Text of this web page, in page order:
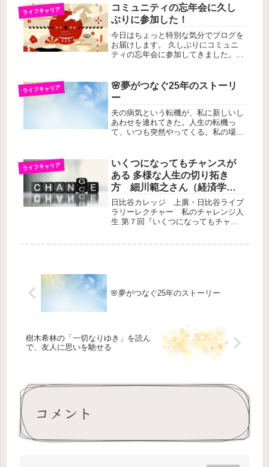
屋で家族と年末年始を迎えることがで
きる幸せをかみしめる気持ちがいった
り...
ライフキャリア
コミュニティの忘年会に久し
ぶりに参加した！
今日はちょっと特別な気分でブログを
お届けします。 久しぶりにコミュニ
ティの忘年会に参加してきました。
ティの勉強会やその後の懇親会にも顔
を出していたんですが、最近は忙しい
を理...
ライフキャリア
🌸夢がつなぐ25年のストーリ
ー
夫の病気という転機が、私に新しいし
あわせを連れてきた。人生の転機っ
て、いつも突然やってくる。私の場合
つ変わっていった。今思えば、あれが
私の“幸運のはじまり”だったのかもし
れ...
ライフキャリア
いくつになってもチャンスが
ある 多様な人生の切り拓き
方 細川範之さん（経済学
者）の講座を聞いてきた
日比谷カレッジ 上廣・日比谷ライブ
ラリーレクチャー 私のチャレンジ人
生 第７回『いくつになってもチャン
🌸夢がつなぐ25年のストーリー
樹木希林の「一切なりゆき」を読ん
で、友人に思いを馳せる
コメント